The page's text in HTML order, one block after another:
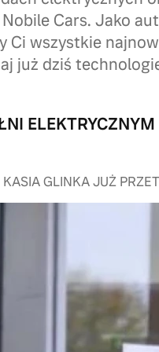
Cars. Jako
wszystkie
już dziś
KASIA GLINKA JUŻ
Nasza ambasadorka –
testową nowym w pełni
video skrótowo
elektrycznego samochodu: